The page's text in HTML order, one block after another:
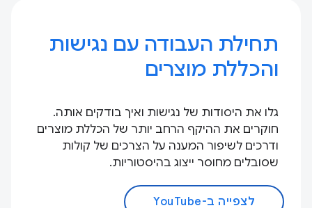
תחילת העבודה עם נגישות
והכללת מוצרים
גלו את היסודות של נגישות ואיך בודקים אותה.
חוקרים את ההיקף הרחב יותר של הכללת מוצרים
ודרכים לשיפור המענה על הצרכים של קולות
שסובלים מחוסר ייצוג בהיסטוריות.
לצפייה ב-YouTube